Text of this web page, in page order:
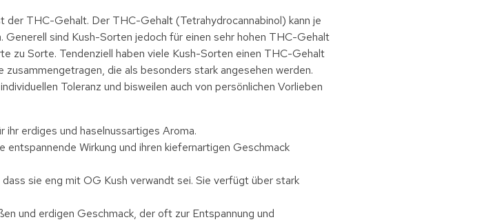
THC-Gehalt. Der THC-Gehalt (Tetrahydrocannabinol) kann je
sind Kush-Sorten jedoch für einen sehr hohen THC-Gehalt
zu Sorte. Tendenziell haben viele Kush-Sorten einen THC-Gehalt
die als besonders stark angesehen werden.
Toleranz und bisweilen auch von persönlichen Vorlieben
erdiges und haselnussartiges Aroma.
Wirkung und ihren kiefernartigen Geschmack
sie eng mit OG Kush verwandt sei. Sie verfügt über stark
und erdigen Geschmack, der oft zur Entspannung und